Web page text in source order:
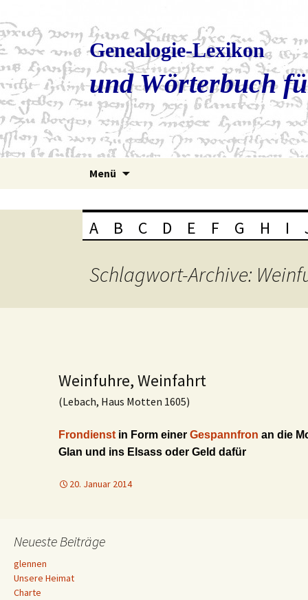
Genealogie-Lexikon
und Wörterbuch
Menü
A B C D E F G H I
Schlagwort-Archive:
Weinfuhre, Weinfahrt
(Lebach, Haus Motten 1605)
Frondienst in Form einer Gespannfron an die
Glan und ins Elsass oder Geld dafür
20. Januar 2014
Neueste Beiträge
glennen
Unsere Heimat
Charte